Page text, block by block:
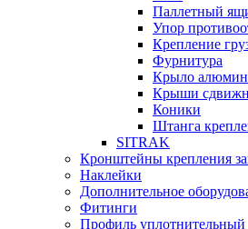
Паллетный
Упор
Крепление
Фурнитура
Крыло
Крыши
Коники
Штанга
SITRAK
Кронштейны крепления
Наклейки
Дополнительное
Фитинги
Профиль уплотнительный